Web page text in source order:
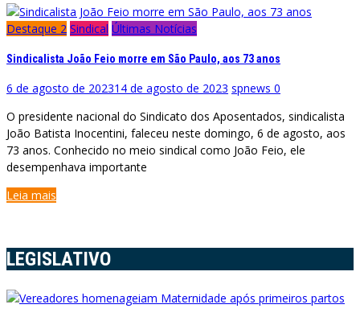
Destaque 2 Sindical Últimas Notícias
Sindicalista João Feio morre em São Paulo, aos 73 anos
6 de agosto de 202314 de agosto de 2023 spnews 0
O presidente nacional do Sindicato dos Aposentados, sindicalista
João Batista Inocentini, faleceu neste domingo, 6 de agosto, aos
73 anos. Conhecido no meio sindical como João Feio, ele
desempenhava importante
Leia mais
LEGISLATIVO